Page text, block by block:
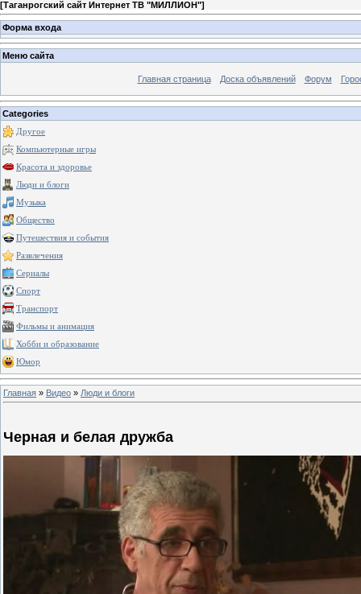
[Таганрогский сайт Интернет ТВ "МИЛЛИОН"]
Форма входа
Меню сайта
Главная страница Доска объявлений Форум
Categories
Другое
Компьютерные игры
Красота и здоровье
Люди и блоги
Музыка
Общество
Путешествия и события
Развлечения
Сериалы
Спорт
Транспорт
Фильмы и анимация
Хобби и образование
Юмор
Главная » Видео » Люди и блоги
Черная и белая дружба